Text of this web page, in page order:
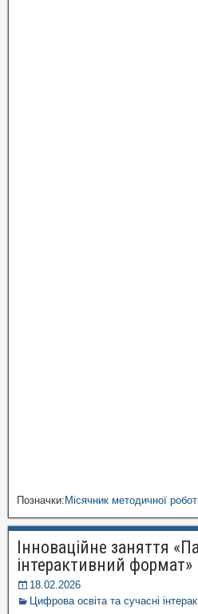
Позначки:Місячник методичної
Інноваційне заняття
інтерактивний формат»
18.02.2026
Цифрова освіта та сучасні